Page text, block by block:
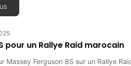
pour un Rallye Raid marocain
Massey Ferguson 8S sur un Rallye